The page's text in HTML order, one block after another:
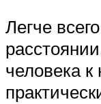
Легче
человека